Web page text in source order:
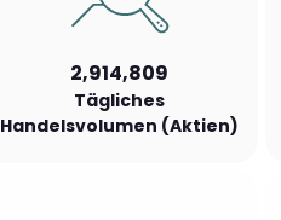
2,914,809
Tägliches
Handelsvolumen (Aktien)